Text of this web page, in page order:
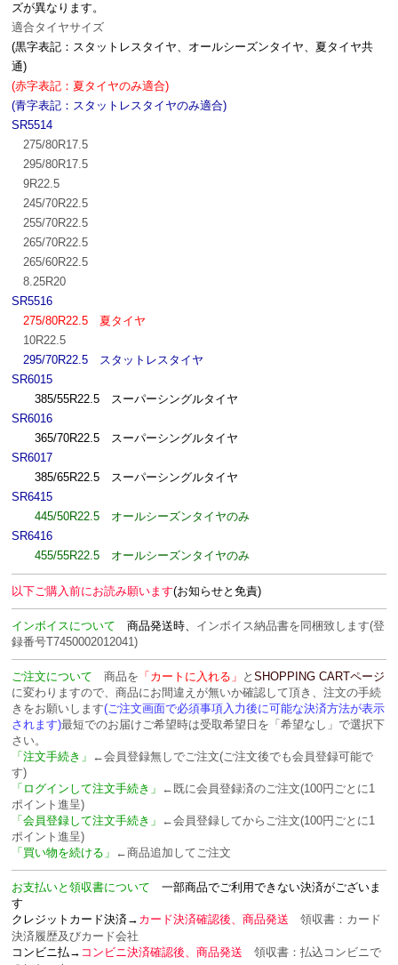
ズが異なります。
適合タイヤサイズ
(黒字表記：スタットレスタイヤ、オールシーズンタイヤ、夏タイヤ共
通)
(赤字表記：夏タイヤのみ適合)
(青字表記：スタットレスタイヤのみ適合)
SR5514
275/80R17.5
295/80R17.5
9R22.5
245/70R22.5
255/70R22.5
265/70R22.5
265/60R22.5
8.25R20
SR5516
275/80R22.5 夏タイヤ
10R22.5
295/70R22.5
スタットレスタイヤ
SR6015
385/55R22.5 スーパーシングルタイヤ
SR6016
365/70R22.5 スーパーシングルタイヤ
SR6017
385/65R22.5 スーパーシングルタイヤ
SR6415
445/50R22.5 オールシーズンタイヤのみ
SR6416
455/55R22.5 オールシーズンタイヤのみ
以下ご購入前にお読み願います(お知らせと免責)
インボイスについて商品発送時、 インボイス納品書を 同梱致します(登
録番号T7450002012041)
ご注文について商品を 「カートに入れる」 とSHOPPING CARTページ
に変わりますので、商品にお間違えが無いか確認して頂き、注文の手続
きをお願いします(ご注文画面で必須事項入力後に可能な決済方法が表示
されます)最短でのお届けご希望時は受取希望日を「希望なし」で選択下
さい。
「注文手続き」 ←会員登録無しでご注文(ご注文後でも会員登録可能で
す)
「ログインして注文手続き」 ←既に会員登録済のご注文(100円ごとに1
ポイント進呈)
「会員登録して注文手続き」 ←会員登録してからご注文(100円ごとに1
ポイント進呈)
「買い物を続ける」 ←商品追加してご注文
お支払いと領収書について一部商品でご利用できない決済がございま
す
クレジットカード決済→ カード決済確認後、商品発送領収書：カード
決済履歴及びカード会社
コンビニ払→ コンビニ決済確認後、商品発送領収書：払込コンビニで